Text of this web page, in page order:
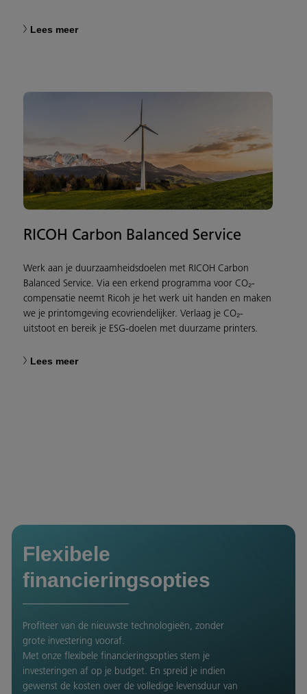
Lees meer
RICOH Carbon Balanced Service
Werk aan je duurzaamheidsdoelen met RICOH Carbon
Balanced Service. Via een erkend programma voor CO₂-
compensatie neemt Ricoh je het werk uit handen en maken
we je printomgeving ecovriendelijker. Verlaag je CO₂-
uitstoot en bereik je ESG-doelen met duurzame printers.
Lees meer
Flexibele
financieringsopties
Profiteer van de nieuwste technologieën, zonder
grote investering vooraf.
Met onze flexibele financieringsopties stem je
investeringen af op je budget. En spreid je indien
gewenst de kosten over de volledige levensduur van